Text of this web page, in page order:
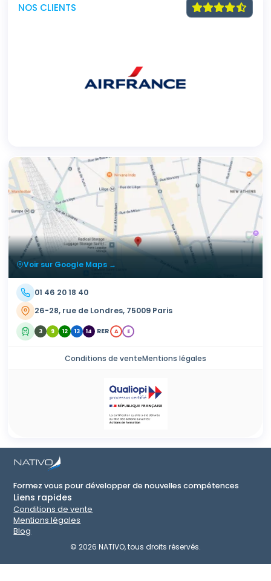
NOS CLIENTS
Voir sur Google Maps →
01 46 20 18 40
26-28, rue de Londres, 75009 Paris
3 9 12 13 14 RER A E
Conditions de venteMentions légales
Formez vous pour développer de nouvelles compétences
Liens rapides
Conditions de vente
Mentions légales
Blog
© 2026 NATIVO, tous droits réservés.